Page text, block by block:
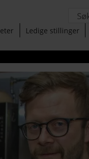
Søk
Ledige stillinger